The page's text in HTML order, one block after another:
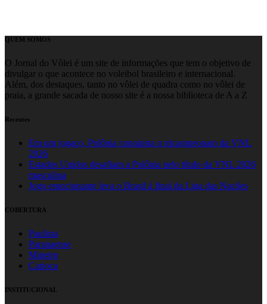
QUEM SOMOS
O Jornal do Vôlei é um site de informações que tem o objetivo de
divulgar o que acontece no voleibol brasileiro e internacional.
Além, dos destaques, tanto no vôlei de quadra como no vôlei de
praia, a grande sacada de nosso site é a nossa biblioteca de A a Z
Recentes
Em um jogaço, Polônia conquista o tricampeonato da VNL
2026
Estados Unidos desafiam a Polônia pelo título da VNL 2026
masculina
Jogo emocionante leva o Brasil à final da Liga das Nações
COBERTURA
Paulista
Paranaense
Mineiro
Carioca
INSTITUCIONAL